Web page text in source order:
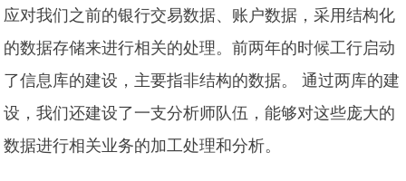
应对我们之前的银行交易数据、账户数据，采用结构化
的数据存储来进行相关的处理。前两年的时候工行启动
了信息库的建设，主要指非结构的数据。 通过两库的建
设，我们还建设了一支分析师队伍，能够对这些庞大的
数据进行相关业务的加工处理和分析。